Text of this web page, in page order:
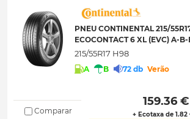
PNEU CONTINENTAL 215/
ECOCONTACT 6 XL (EVC) A-
215/55R17 H98
A B 72 db Verão
Comparar
159.36 €
+ Ecotaxa de 1.82